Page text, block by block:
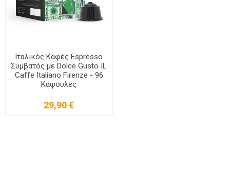
Ιταλικός Καφές Espresso
Συμβατός με Dolce Gusto IL
Caffe Italiano Firenze - 96
Κάψουλες
29,90 €